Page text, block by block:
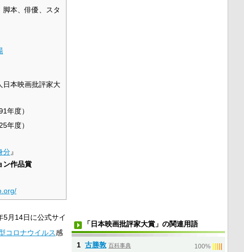
脚本、俳優、スタ
日本映画批評家大
年度）
年度）
分』
ン作品賞
5月14日に公式サイ
コロナウイルス感
「日本映画批評家大賞」の関連用語
1 古勝敦 百科事典 100%